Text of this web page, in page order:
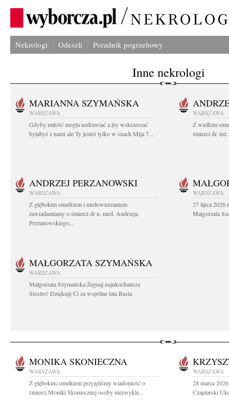
Nekrologi Odeszli Poradnik pogrzebowy
Inne nekrologi
MARIANNA SZYMAŃSKA
WARSZAWA
Gdyby miłość mogła uzdrawiać a łzy wskrzeszać
byłabyś z nami ale Ty jesteś tylko w snach Mija 7...
WARSZAWA
Z wielkim
śmierci dr.
ANDRZEJ PERZANOWSKI
WARSZAWA
Z głębokim smutkiem i niedowierzaniem
zawiadamiamy o śmierci dr n. med. Andrzeja
Perzanowskiego...
WARSZAWA
27 lipca 2026
Małgorzata
MAŁGORZATA SZYMAŃSKA
WARSZAWA
Małgorzata Szymańska Żegnaj najukochańsza
Siostro! Dziękuję Ci za wspólne lata Basia
MONIKA SKONIECZNA
WARSZAWA
Z głębokim smutkiem przyjęliśmy wiadomość o
śmierci Moniki Skoniecznej osoby niezwykle...
WARSZAWA
28 marca
Czaplarski